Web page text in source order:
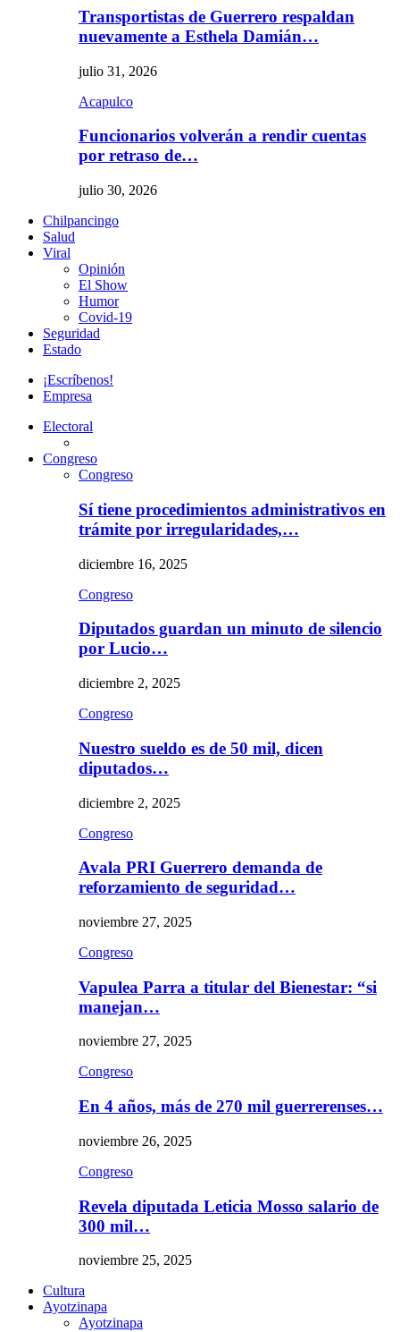
Transportistas de Guerrero respaldan
nuevamente a Esthela Damián…
julio 31, 2026
Acapulco
Funcionarios volverán a rendir cuentas
por retraso de…
julio 30, 2026
Chilpancingo
Salud
Viral
Opinión
El Show
Humor
Covid-19
Seguridad
Estado
¡Escríbenos!
Empresa
Electoral
Congreso
Congreso
Sí tiene procedimientos administrativos en
trámite por irregularidades,…
diciembre 16, 2025
Congreso
Diputados guardan un minuto de silencio
por Lucio…
diciembre 2, 2025
Congreso
Nuestro sueldo es de 50 mil, dicen
diputados…
diciembre 2, 2025
Congreso
Avala PRI Guerrero demanda de
reforzamiento de seguridad…
noviembre 27, 2025
Congreso
Vapulea Parra a titular del Bienestar: “si
manejan…
noviembre 27, 2025
Congreso
En 4 años, más de 270 mil guerrerenses…
noviembre 26, 2025
Congreso
Revela diputada Leticia Mosso salario de
300 mil…
noviembre 25, 2025
Cultura
Ayotzinapa
Ayotzinapa